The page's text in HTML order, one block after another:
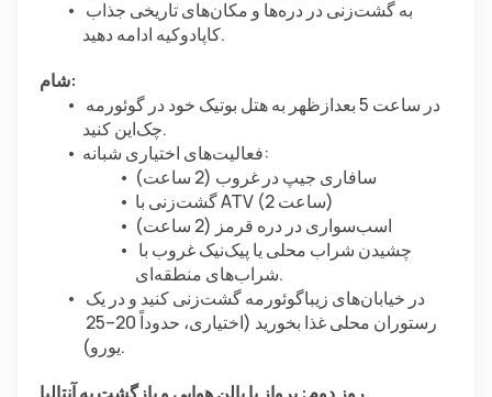
کاپادوکیه ادامه دهید.
شام:
چک‌این کنید.
فعالیت‌های اختیاری شبانه:
سافاری جیپ در غروب (2 ساعت)
گشت‌زنی با ATV (2 ساعت)
اسب‌سواری در دره قرمز (2 ساعت)
شراب‌های منطقه‌ای.
یورو).